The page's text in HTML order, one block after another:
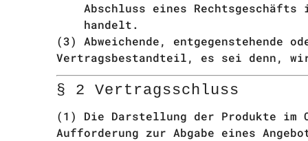
Abschluss eines
handelt.
(3) Abweichende, entgegenstehende
Vertragsbestandteil, es sei denn,
§ 2 Vertragsschluss
(1) Die Darstellung der Produkte im
Aufforderung zur Abgabe eines